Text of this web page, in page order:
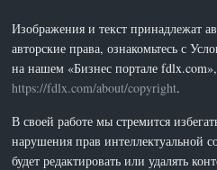
Изображения и текст принадлежат
авторские права, ознакомьтесь с
на нашем «Бизнес портале
https://fdlx.com/about/copyright.
В своей работе мы стремится
нарушения прав интеллектуальной
будет редактировать или удалять